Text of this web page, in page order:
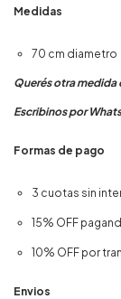
Medidas
70 cm diametro
Querés otra
Escribinos por
Formas de pago
3 cuotas sin
15% OFF
10% OFF por
Envios